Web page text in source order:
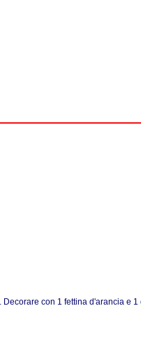
con 1 fettina d'arancia e